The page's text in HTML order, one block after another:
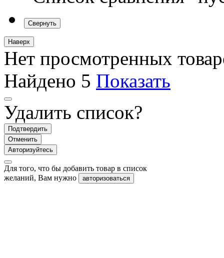
Свернуть
Наверх
Нет просмотренных
Найдено 5 Показать
Удалить список?
Подтвердить
Отменить
Авторизуйтесь
Для того, что бы добавить товар в список
желаний, Вам нужно
авторизоваться